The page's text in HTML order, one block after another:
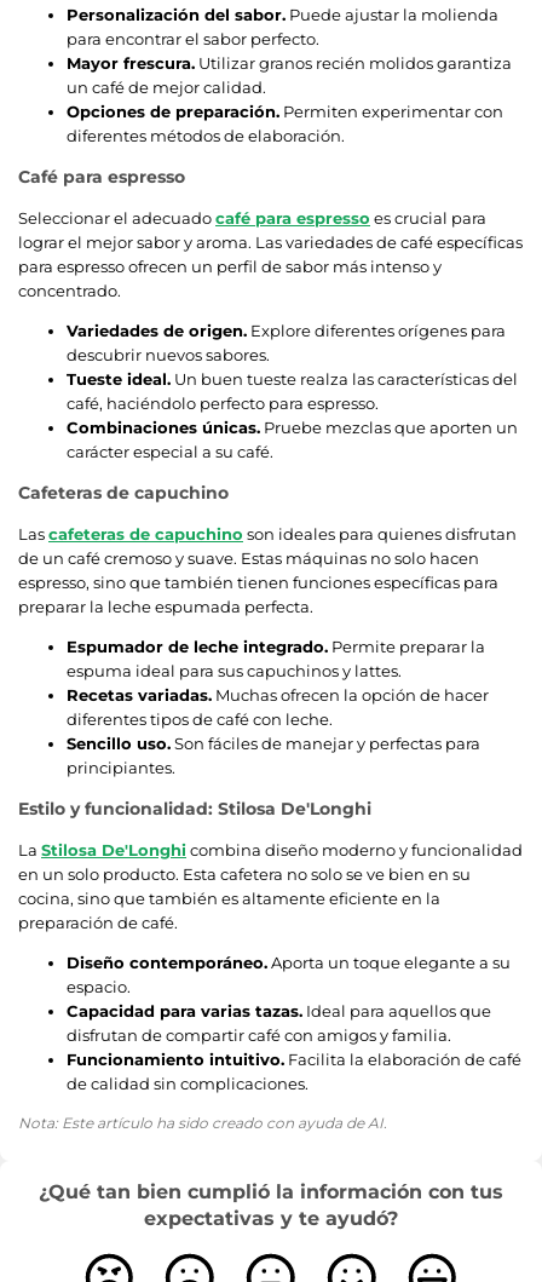
Personalización del sabor. Puede ajustar la molienda
para encontrar el sabor perfecto.
Mayor frescura. Utilizar granos recién molidos garantiza
un café de mejor calidad.
Opciones de preparación. Permiten experimentar con
diferentes métodos de elaboración.
Café para espresso
Seleccionar el adecuadocafé para espresso es crucial para
lograr el mejor sabor y aroma. Las variedades de café específicas
para espresso ofrecen un perfil de sabor más intenso y
concentrado.
Variedades de origen. Explore diferentes orígenes para
descubrir nuevos sabores.
Tueste ideal. Un buen tueste realza las características del
café, haciéndolo perfecto para espresso.
Combinaciones únicas. Pruebe mezclas que aporten un
carácter especial a su café.
Cafeteras de capuchino
Lascafeteras de capuchino son ideales para quienes disfrutan
de un café cremoso y suave. Estas máquinas no solo hacen
espresso, sino que también tienen funciones específicas para
preparar la leche espumada perfecta.
Espumador de leche integrado. Permite preparar la
espuma ideal para sus capuchinos y lattes.
Recetas variadas. Muchas ofrecen la opción de hacer
diferentes tipos de café con leche.
Sencillo uso.Son fáciles de manejar y perfectas para
principiantes.
Estilo y funcionalidad: Stilosa De'Longhi
La Stilosa De'Longhicombina diseño moderno y funcionalidad
en un solo producto. Esta cafetera no solo se ve bien en su
cocina, sino que también es altamente eficiente en la
preparación de café.
Diseño contemporáneo.Aporta un toque elegante a su
espacio.
Capacidad para varias tazas. Ideal para aquellos que
disfrutan de compartir café con amigos y familia.
Funcionamiento intuitivo. Facilita la elaboración de café
de calidad sin complicaciones.
Nota: Este artículo ha sido creado con ayuda de AI.
¿Qué tan bien cumplió la información con tus
expectativas y te ayudó?